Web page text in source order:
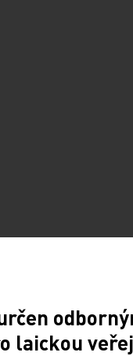
laickou